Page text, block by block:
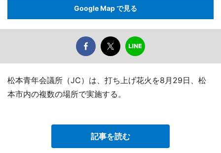
Google Map で見る
松本青年会議所（JC）は、打ち上げ花火を8月29日、松
本市内の複数の場所で実施する。
記事を読む